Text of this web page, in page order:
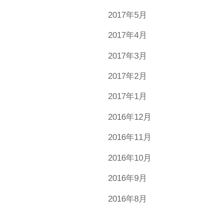
2017年5月
2017年4月
2017年3月
2017年2月
2017年1月
2016年12月
2016年11月
2016年10月
2016年9月
2016年8月